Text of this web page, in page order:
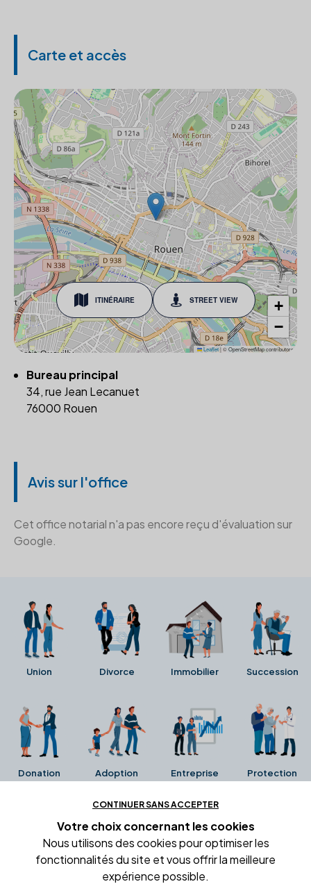
Carte et accès
ITINÉRAIRE STREET VIEW
+
−
Leaflet|© OpenStreetMap contributors
Bureau principal
34, rue Jean Lecanuet
76000 Rouen
Avis sur l'office
Cet office notarial n'a pas encore reçu d'évaluation sur
Google.
Union Divorce Immobilier Succession
Donation Adoption Entreprise Protection
Ces avis proviennent directement de la fiche Google
Business de l'office notarial. Ils n'ont ni été collectés ni
été vérifiés par Alexia.fr.
CONTINUER SANS ACCEPTER
Votre choix concernant les cookies
Nous utilisons des cookies pour optimiser les
fonctionnalités du site et vous offrir la meilleure
expérience possible.